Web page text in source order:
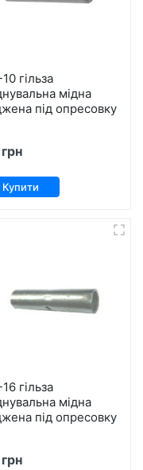
гільза
мідна
під опресовку
Купити
гільза
мідна
під опресовку